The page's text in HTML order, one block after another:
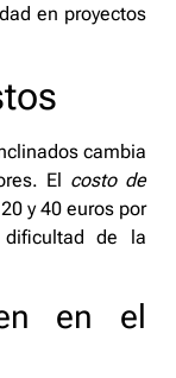
en proyectos
cambia
El costo de
y 40 euros por
de la
en el